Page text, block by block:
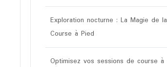
Exploration nocturne : La Magie de la
Course à Pied
Optimisez vos sessions de course à